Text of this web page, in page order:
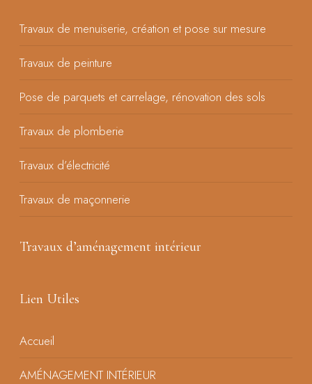
Travaux de menuiserie, création et pose sur mesure
Travaux de peinture
Pose de parquets et carrelage, rénovation des sols
Travaux de plomberie
Travaux d’électricité
Travaux de maçonnerie
Travaux d’aménagement intérieur
Lien Utiles
Accueil
AMÉNAGEMENT INTÉRIEUR